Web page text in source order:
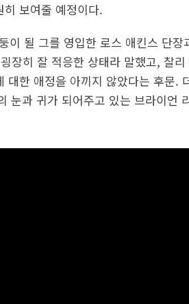
보여줄 예정이다.
이 될 그를 영입한 로스 애킨스 단
장히 잘 적응한 상태라 말했고, 찰
대한 애정을 아끼지 않았다는 후문.
눈과 귀가 되어주고 있는 브라이언